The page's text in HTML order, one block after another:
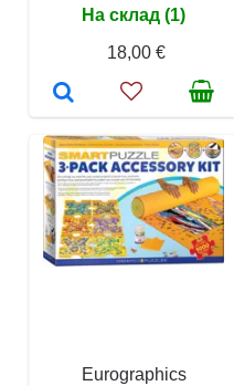
На склад (1)
18,00 €
Eurographics